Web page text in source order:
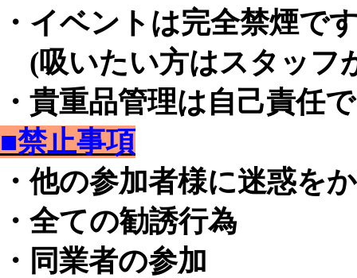
・イベントは完全禁煙で
(吸いたい方はスタッフ
・貴重品管理は自己責任
■禁止事項
・他の参加者様に迷惑を
・全ての勧誘行為
・同業者の参加